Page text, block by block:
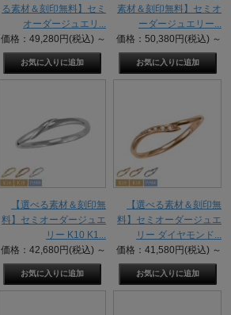
る素材＆刻印無料】セミ
オーダージュエリ...
価格：49,280円(税込) ～
素材＆刻印無料】セミオ
ーダージュエリー...
価格：50,380円(税込) ～
【選べる素材＆刻印無
料】セミオーダージュエ
リー K10 K1...
価格：42,680円(税込) ～
【選べる素材＆刻印無
料】セミオーダージュエ
リー ダイヤモンド...
価格：41,580円(税込) ～